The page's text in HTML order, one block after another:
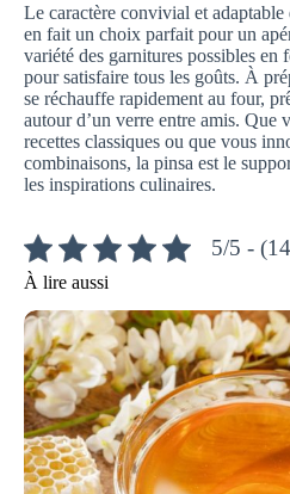
Le caractère convivial et adaptable
en fait un choix parfait pour un
variété des garnitures possibles en
pour satisfaire tous les goûts. À
se réchauffe rapidement au four,
autour d’un verre entre amis. Que
recettes classiques ou que vous
combinaisons, la pinsa est le
les inspirations culinaires.
5/5 -
À lire aussi